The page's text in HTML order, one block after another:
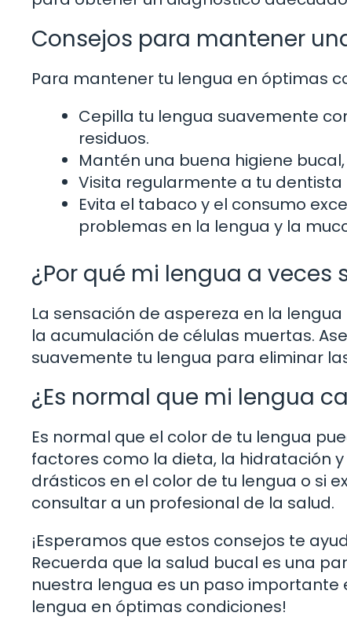
Consejos para mantener
Para mantener tu lengua en óptimas
Cepilla tu lengua suavemente
residuos.
Mantén una buena higiene
Visita regularmente a tu
Evita el tabaco y el consumo
problemas en la lengua y la
¿Por qué mi lengua a veces
La sensación de aspereza en la
la acumulación de células muertas.
suavemente tu lengua para eliminar
¿Es normal que mi lengua
Es normal que el color de tu lengua
factores como la dieta, la hidratación
drásticos en el color de tu lengua o si
consultar a un profesional de la salud.
¡Esperamos que estos consejos te
Recuerda que la salud bucal es una
nuestra lengua es un paso importante
lengua en óptimas condiciones!